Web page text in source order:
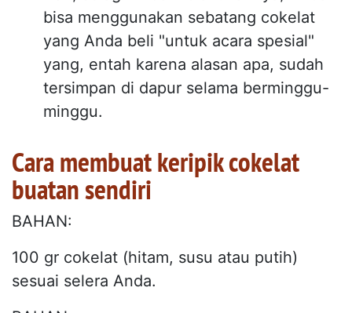
bisa menggunakan sebatang cokelat
yang Anda beli "untuk acara spesial"
yang, entah karena alasan apa, sudah
tersimpan di dapur selama berminggu-
minggu.
Cara membuat keripik cokelat
buatan sendiri
BAHAN:
100 gr cokelat (hitam, susu atau putih)
sesuai selera Anda.